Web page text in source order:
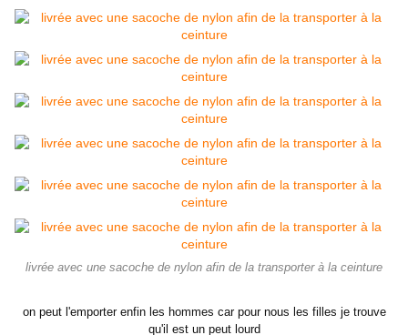
livrée avec une sacoche de nylon afin de la transporter à la ceinture
on peut l'emporter enfin les hommes car pour nous les filles je trouve
qu'il est un peut lourd